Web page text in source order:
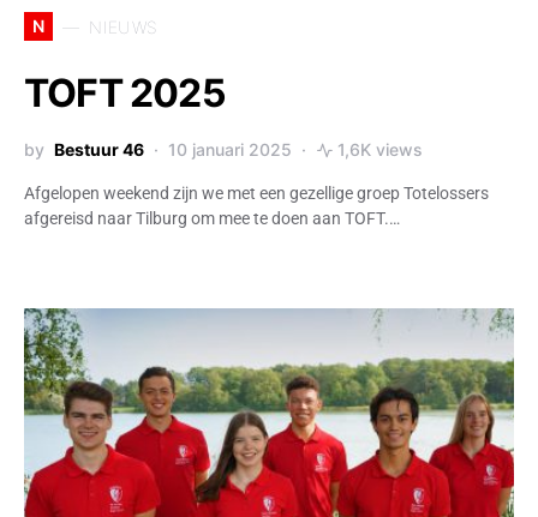
N NIEUWS
TOFT 2025
by Bestuur 46 10 januari 2025 1,6K views
Afgelopen weekend zijn we met een gezellige groep Totelossers
afgereisd naar Tilburg om mee te doen aan TOFT.…